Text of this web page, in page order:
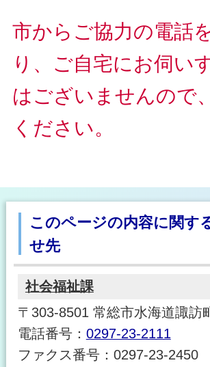
市からご協力の電話
り、ご自宅にお伺い
はございませんので
ください。
このページの内容に関す
せ先
社会福祉課
〒303-8501 常総市水海道諏訪
電話番号： 0297-23-2111
ファクス番号：0297-23-2450